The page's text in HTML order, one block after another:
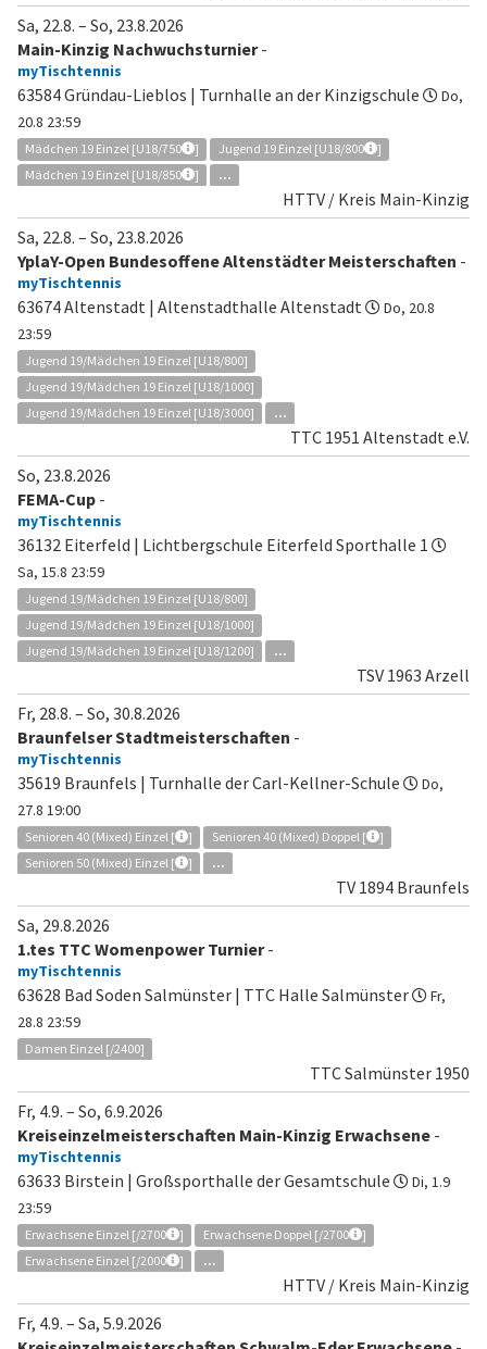
Sa, 22.8. – So, 23.8.2026
Main-Kinzig Nachwuchsturnier -
myTischtennis
63584 Gründau-Lieblos | Turnhalle an der Kinzigschule
Do,
20.8 23:59
Mädchen 19 Einzel [U18/750 ] Jugend 19 Einzel [U18/800
]
Mädchen 19 Einzel [U18/850
] ...
HTTV / Kreis Main-Kinzig
Sa, 22.8. – So, 23.8.2026
YplaY-Open Bundesoffene Altenstädter Meisterschaften -
myTischtennis
63674 Altenstadt | Altenstadthalle Altenstadt
Do, 20.8
23:59
Jugend 19/Mädchen 19 Einzel [U18/800]
Jugend 19/Mädchen 19 Einzel [U18/1000]
Jugend 19/Mädchen 19 Einzel [U18/3000]
...
TTC 1951 Altenstadt e.V.
So, 23.8.2026
FEMA-Cup -
myTischtennis
36132 Eiterfeld | Lichtbergschule Eiterfeld Sporthalle 1
Sa, 15.8 23:59
Jugend 19/Mädchen 19 Einzel [U18/800]
Jugend 19/Mädchen 19 Einzel [U18/1000]
Jugend 19/Mädchen 19 Einzel [U18/1200]
...
TSV 1963 Arzell
Fr, 28.8. – So, 30.8.2026
Braunfelser Stadtmeisterschaften -
myTischtennis
35619 Braunfels | Turnhalle der Carl-Kellner-Schule
Do,
27.8 19:00
Senioren 40 (Mixed) Einzel [ ] Senioren 40 (Mixed) Doppel [
]
Senioren 50 (Mixed) Einzel [
] ...
TV 1894 Braunfels
Sa, 29.8.2026
1.tes TTC Womenpower Turnier -
myTischtennis
63628 Bad Soden Salmünster | TTC Halle Salmünster
Fr,
28.8 23:59
Damen Einzel [/2400]
TTC Salmünster 1950
Fr, 4.9. – So, 6.9.2026
Kreiseinzelmeisterschaften Main-Kinzig Erwachsene -
myTischtennis
63633 Birstein | Großsporthalle der Gesamtschule
Di, 1.9
23:59
Erwachsene Einzel [/2700 ] Erwachsene Doppel [/2700
]
Erwachsene Einzel [/2000
] ...
HTTV / Kreis Main-Kinzig
Fr, 4.9. – Sa, 5.9.2026